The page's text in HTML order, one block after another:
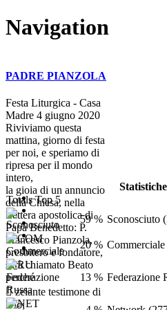
Navigation
PADRE PIANZOLA
Festa Liturgica - Casa
Madre 4 giugno 2020
Riviviamo questa
mattina, giorno di festa
per noi, e speriamo di
ripresa per il mondo
intero,
la gioia di un annuncio
della Chiesa, nella
Lettera apostolica di
Papa Benedetto: P.
Francesco Pianzola,
presbitero e fondatore,
sarà chiamato Beato
perché
 zelante testimone di
Dio;
Statistiche
Totals Top 5
59 % Sconosciuto
20 %
13 % Federazione